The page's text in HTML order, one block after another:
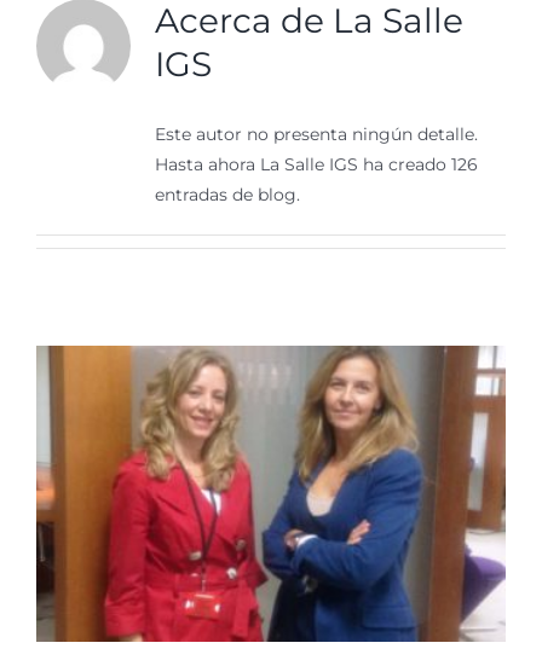
Acerca de La Salle
IGS
Este autor no presenta ningún detalle.
Hasta ahora La Salle IGS ha creado 126
entradas de blog.